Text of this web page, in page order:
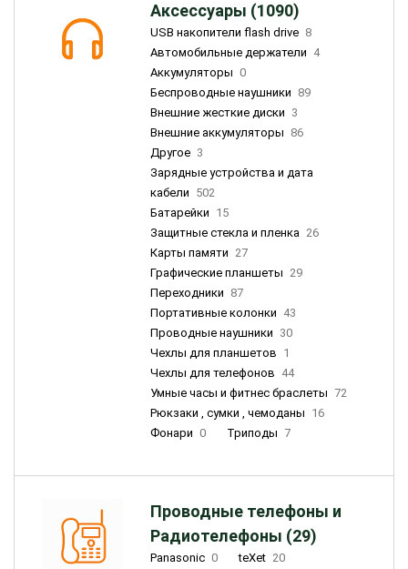
Аксессуары (1090)
USB накопители flash drive 8
Автомобильные держатели 4
Аккумуляторы 0
Беспроводные наушники 89
Внешние жесткие диски 3
Внешние аккумуляторы 86
Другое 3
Зарядные устройства и дата
кабели 502
Батарейки 15
Защитные стекла и пленка 26
Карты памяти 27
Графические планшеты 29
Переходники 87
Портативные колонки 43
Проводные наушники 30
Чехлы для планшетов 1
Чехлы для телефонов 44
Умные часы и фитнес браслеты 72
Рюкзаки , сумки , чемоданы 16
Фонари 0 Триподы 7
Проводные телефоны и
Радиотелефоны (29)
Panasonic 0 teXet 20